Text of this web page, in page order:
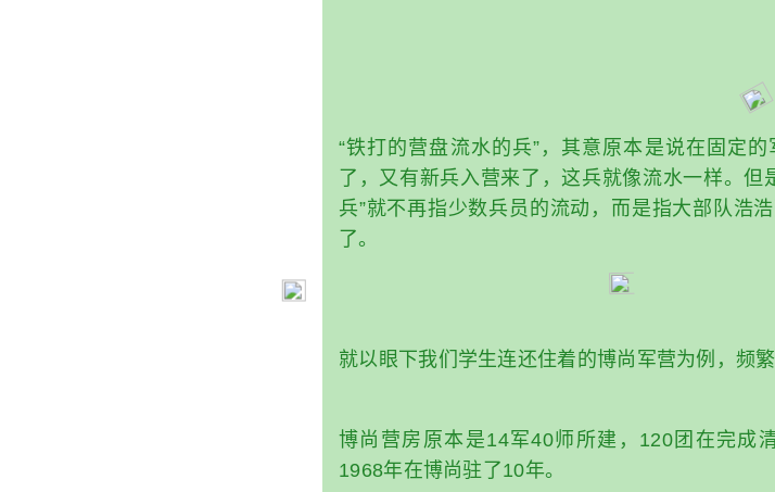
“铁打的营盘流水的兵”，其意原本是说在固定
了，又有新兵入营来了，这兵就像流水一样。但
兵”就不再指少数兵员的流动，而是指大部队浩
了。
就以眼下我们学生连还住着的博尚军营为例，频
博尚营房原本是14军40师所建，120团在完成
1968年在博尚驻了10年。